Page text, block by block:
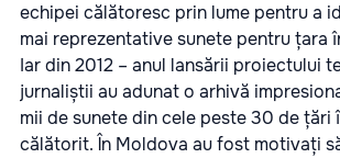
echipei călătoresc prin lume pentru a
mai reprezentative sunete pentru țara
Iar din 2012 – anul lansării proiectului
jurnaliștii au adunat o arhivă
mii de sunete din cele peste 30 de țări
călătorit. În Moldova au fost motivați